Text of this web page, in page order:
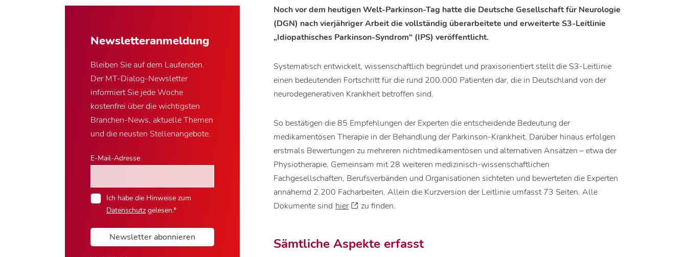
Newsletter­anmeldung
Bleiben Sie auf dem Laufenden.
Der MT-Dialog-Newsletter
informiert Sie jede Woche
kostenfrei über die wichtigsten
Branchen-News, aktuelle Themen
und die neusten Stellenangebote.
E-Mail-Adresse
Ich habe die Hinweise zum
Datenschutzgelesen.*
Newsletter abonnieren
Noch vor dem heutigen Welt-Parkinson-Tag hatte die Deutsche Gesellschaft für Neurologie
(DGN) nach vierjähriger Arbeit die vollständig überarbeitete und erweiterte S3-Leitlinie
„Idiopathisches Parkinson-Syndrom“ (IPS) veröffentlicht.
Systematisch entwickelt, wissenschaftlich begründet und praxisorientiert stellt die S3-Leitlinie
einen bedeutenden Fortschritt für die rund 200.000 Patienten dar, die in Deutschland von der
neurodegenerativen Krankheit betroffen sind.
So bestätigen die 85 Empfehlungen der Experten die entscheidende Bedeutung der
medikamentösen Therapie in der Behandlung der Parkinson-Krankheit. Darüber hinaus erfolgen
erstmals Bewertungen zu mehreren nichtmedikamentösen und alternativen Ansätzen – etwa der
Physiotherapie. Gemeinsam mit 28 weiteren medizinisch-wissenschaftlichen
Fachgesellschaften, Berufsverbänden und Organisationen sichteten und bewerteten die Experten
annähernd 2.200 Facharbeiten. Allein die Kurzversion der Leitlinie umfasst 73 Seiten. Alle
Dokumente sind hier zu finden.
Sämtliche Aspekte erfasst